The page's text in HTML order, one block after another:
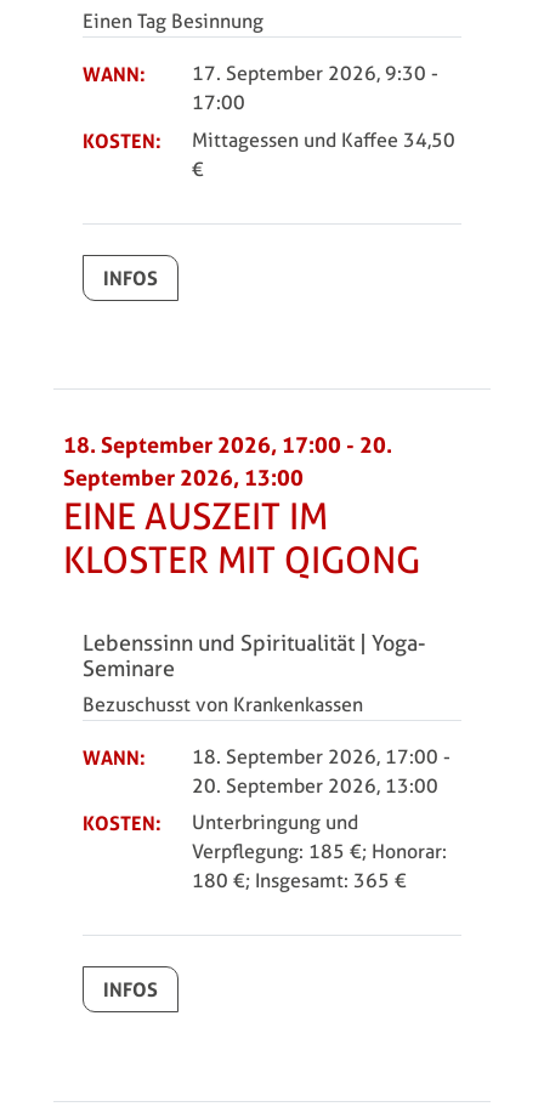
Einen Tag Besinnung
WANN: 17. September 2026, 9:30 -
17:00
KOSTEN:
Mittagessen und Kaffee 34,50
€
INFOS
18. September 2026, 17:00 - 20.
September 2026, 13:00
EINE AUSZEIT IM
KLOSTER MIT QIGONG
Lebenssinn und Spiritualität | Yoga-
Seminare
Bezuschusst von Krankenkassen
WANN: 18. September 2026, 17:00 -
20. September 2026, 13:00
KOSTEN:
Unterbringung und
Verpflegung: 185 €; Honorar:
180 €; Insgesamt: 365 €
INFOS